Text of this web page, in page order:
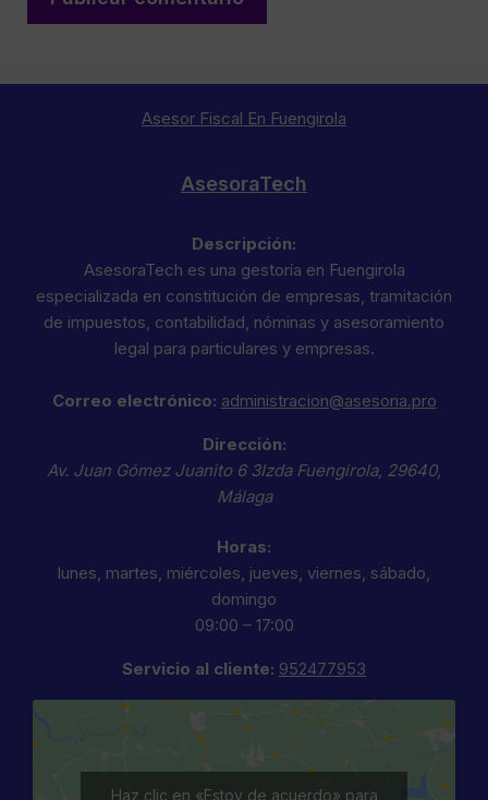
Asesor Fiscal En Fuengirola
AsesoraTech
Descripción:
AsesoraTech es una gestoría en Fuengirola
especializada en constitución de empresas, tramitación
de impuestos, contabilidad, nóminas y asesoramiento
legal para particulares y empresas.
Correo electrónico: administracion@asesoria.pro
Dirección:
Av. Juan Gómez Juanito 6 3Izda Fuengirola, 29640,
Málaga
Horas:
lunes, martes, miércoles, jueves, viernes, sábado,
domingo
09:00 – 17:00
Servicio al cliente: 952477953
Haz clic en «Estoy de acuerdo» para